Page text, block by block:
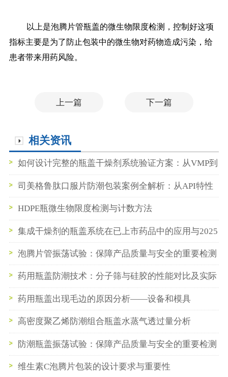
以上是泡腾片管瓶盖的微生物限度检测，控制好这项
指标主要是为了防止包装中的微生物对药物造成污染，给
患者带来用药风险。
上一篇 下一篇
相关资讯
如何设计完整的瓶盖干燥剂系统验证方案：从VMP到
申报证据链的全景指南
司美格鲁肽口服片防潮包装案例全解析：从API特性
到瓶盖设计
HDPE瓶微生物限度检测与计数方法
集成干燥剂的瓶盖系统在已上市药品中的应用与2025
版药典法规合规策略​
泡腾片管振荡试验：保障产品质量与安全的重要检测
药用瓶盖防潮技术：分子筛与硅胶的性能对比及实际
应用
药用瓶盖出现毛边的原因分析——设备和模具
高密度聚乙烯防潮组合瓶盖水蒸气透过量分析
防潮瓶盖振荡试验：保障产品质量与安全的重要检测
维生素C泡腾片包装的设计要求与重要性